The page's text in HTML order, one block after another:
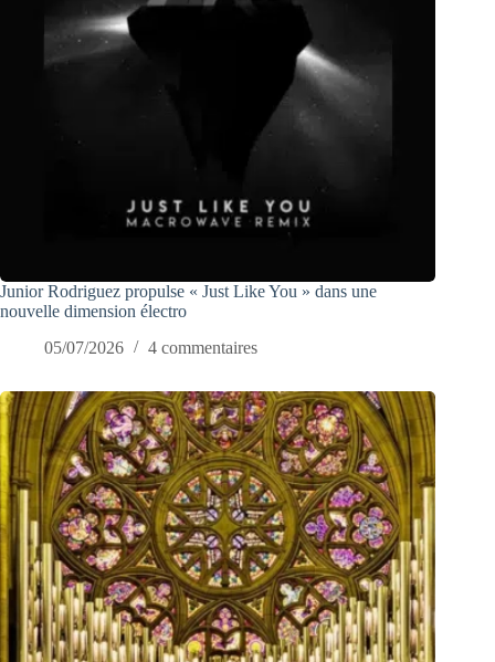
Junior Rodriguez propulse « Just Like You » dans une
nouvelle dimension électro
05/07/2026
4 commentaires